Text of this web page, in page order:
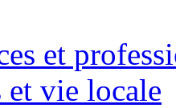
et
vie locale